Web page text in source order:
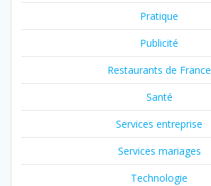
Pratique
Publicité
Restaurants de France
Santé
Services entreprise
Services mariages
Technologie